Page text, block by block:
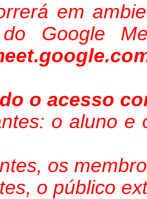
em
do Google
o acesso
o aluno e
os
o público